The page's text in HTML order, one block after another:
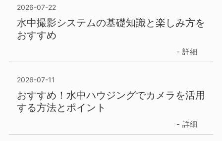
2026-07-22
水中撮影システムの基礎知識と楽しみ方を
おすすめ
詳細
2026-07-11
おすすめ！水中ハウジングでカメラを活用
する方法とポイント
詳細